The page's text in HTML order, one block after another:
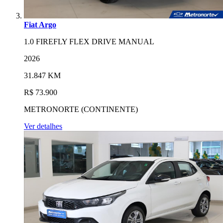
Fiat Argo
1.0 FIREFLY FLEX DRIVE MANUAL
2026
31.847 KM
R$ 73.900
METRONORTE (CONTINENTE)
Ver detalhes